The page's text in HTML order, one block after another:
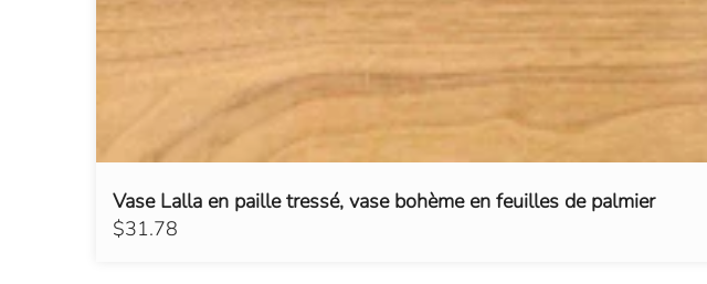
$31.78
Vase Lalla en paille tressé, vase bohème en feuilles de palmier